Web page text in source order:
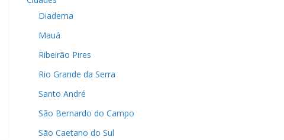
Diadema
Mauá
Ribeirão Pires
Rio Grande da Serra
Santo André
São Bernardo do Campo
São Caetano do Sul